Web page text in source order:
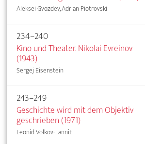
Aleksei Gvozdev, Adrian Piotrovski
234–240
Kino und Theater. Nikolai Evreinov
(1943)
Sergej Eisenstein
243–249
Geschichte wird mit dem Objektiv
geschrieben (1971)
Leonid Volkov-Lannit